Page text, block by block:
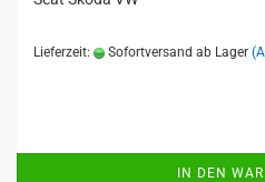
Lieferzeit: Sofortversand ab Lager
IN DEN